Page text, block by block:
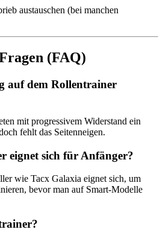
austauschen (bei manchen
(FAQ)
auf dem Rollentrainer
mit progressivem Widerstand ein
fehlt das Seitenneigen.
eignet sich für Anfänger?
wie Tacx Galaxia eignet sich, um
bevor man auf Smart-Modelle